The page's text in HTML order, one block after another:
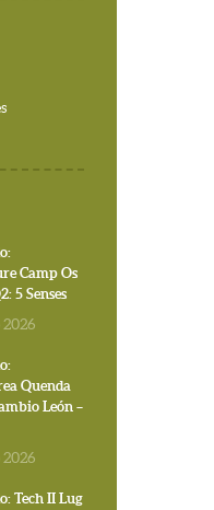
Camp Os
5 Senses
2026
Quenda
León –
2026
Tech II Lug